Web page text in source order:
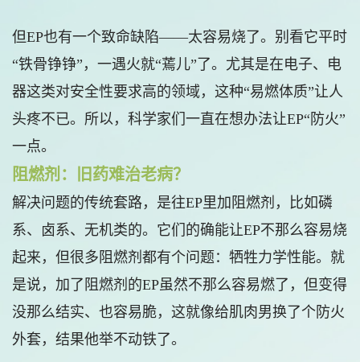
但EP也有一个致命缺陷——太容易烧了。别看它平时
“铁骨铮铮”，一遇火就“蔫儿”了。尤其是在电子、电
器这类对安全性要求高的领域，这种“易燃体质”让人
头疼不已。所以，科学家们一直在想办法让EP“防火”
一点。
阻燃剂：旧药难治老病？
解决问题的传统套路，是往EP里加阻燃剂，比如磷
系、卤系、无机类的。它们的确能让EP不那么容易烧
起来，但很多阻燃剂都有个问题：牺牲力学性能。就
是说，加了阻燃剂的EP虽然不那么容易燃了，但变得
没那么结实、也容易脆，这就像给肌肉男换了个防火
外套，结果他举不动铁了。